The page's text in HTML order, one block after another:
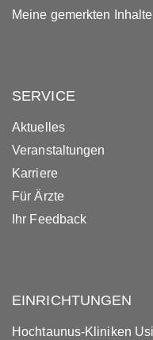
Meine gemerkten Inhalte
SERVICE
Aktuelles
Veranstaltungen
Karriere
Für Ärzte
Ihr Feedback
EINRICHTUNGEN
Hochtaunus-Kliniken